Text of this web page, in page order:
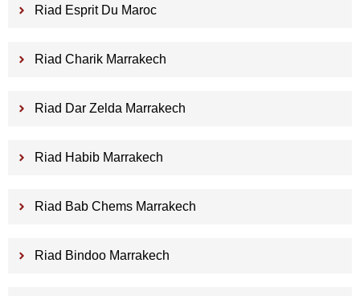
Riad Esprit Du Maroc
Riad Charik Marrakech
Riad Dar Zelda Marrakech
Riad Habib Marrakech
Riad Bab Chems Marrakech
Riad Bindoo Marrakech